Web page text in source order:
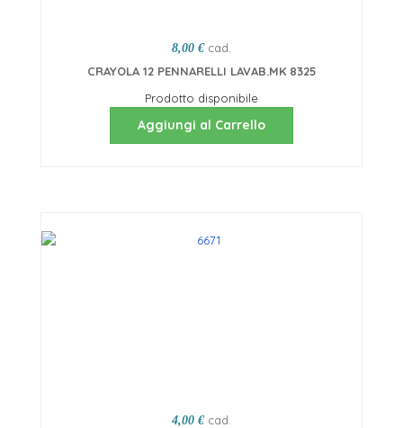
8,00 € cad.
CRAYOLA 12 PENNARELLI LAVAB.MK 8325
Prodotto disponibile
Aggiungi al Carrello
4,00 € cad.